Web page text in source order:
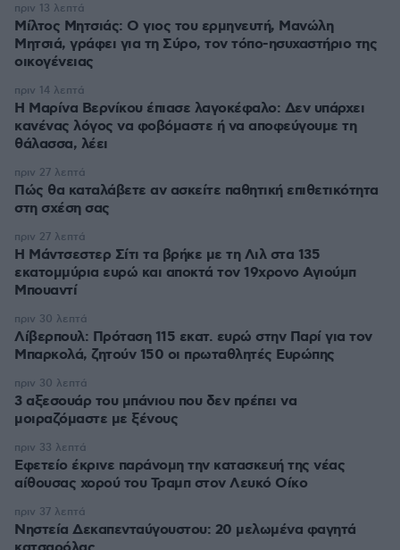
Μίλτος Μητσιάς: Ο γιος του ερμηνευτή, Μανώλη
Μητσιά, γράφει για τη Σύρο, τον τόπο-ησυχαστήριο της
οικογένειας
πριν 13 λεπτά
Η Μαρίνα Βερνίκου έπιασε λαγοκέφαλο: Δεν υπάρχει
κανένας λόγος να φοβόμαστε ή να αποφεύγουμε τη
θάλασσα, λέει
πριν 14 λεπτά
Πώς θα καταλάβετε αν ασκείτε παθητική επιθετικότητα
στη σχέση σας
πριν 27 λεπτά
Η Μάντσεστερ Σίτι τα βρήκε με τη Λιλ στα 135
εκατομμύρια ευρώ και αποκτά τον 19χρονο Αγιούμπ
Μπουαντί
πριν 27 λεπτά
Λίβερπουλ: Πρόταση 115 εκατ. ευρώ στην Παρί για τον
Μπαρκολά, ζητούν 150 οι πρωταθλητές Ευρώπης
πριν 30 λεπτά
3 αξεσουάρ του μπάνιου που δεν πρέπει να
μοιραζόμαστε με ξένους
πριν 30 λεπτά
Εφετείο έκρινε παράνομη την κατασκευή της νέας
αίθουσας χορού του Τραμπ στον Λευκό Οίκο
πριν 33 λεπτά
Νηστεία Δεκαπενταύγουστου: 20 μελωμένα φαγητά
πριν 37 λεπτά